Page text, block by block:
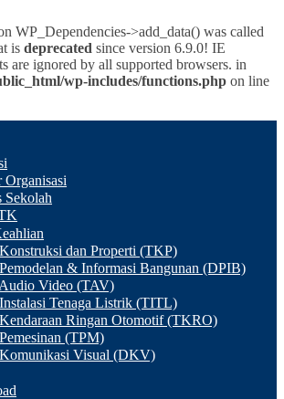
WP_Dependencies->add_data() was called
is deprecated since version 6.9.0! IE
are ignored by all supported browsers. in
wp-includes/functions.php on line
Organisasi
Sekolah
dan Properti (TKP)
& Informasi Bangunan (DPIB)
Video (TAV)
Tenaga Listrik (TITL)
Ringan Otomotif (TKRO)
(TPM)
Visual (DKV)